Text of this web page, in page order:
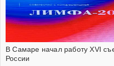
В Самаре начал работу XVI
России